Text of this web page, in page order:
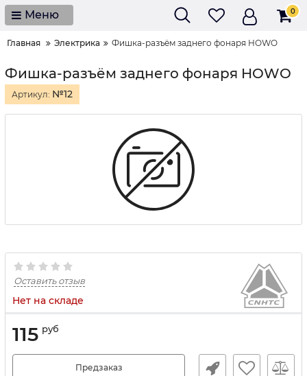
Меню 0
Главная Электрика Фишка-разъём заднего фонаря HOWO
Фишка-разъём заднего фонаря HOWO
Артикул: №12
Оставить отзыв
Нет на складе
115 руб
Предзаказ